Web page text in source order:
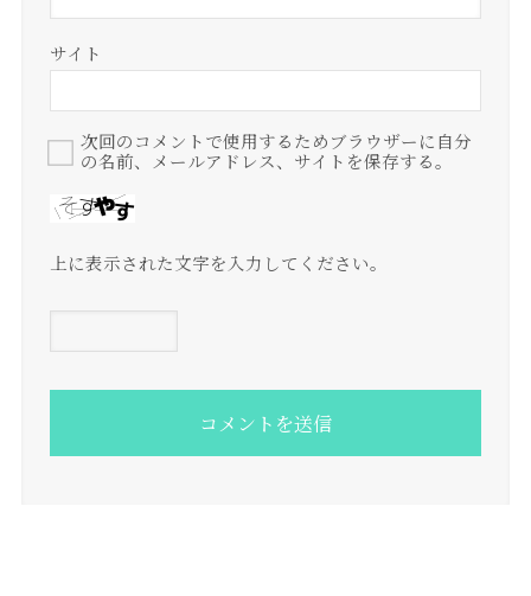
サイト
次回のコメントで使用するためブラウザーに自分
の名前、メールアドレス、サイトを保存する。
上に表示された文字を入力してください。